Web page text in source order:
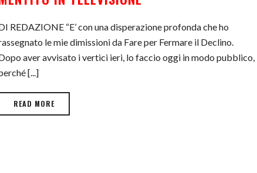
REDAZIONE “E’ con una disperazione profonda che ho
le mie dimissioni da Fare per Fermare il Declino.
aver avvisato i vertici ieri, lo faccio oggi in modo pubblico,
[...]
READ MORE